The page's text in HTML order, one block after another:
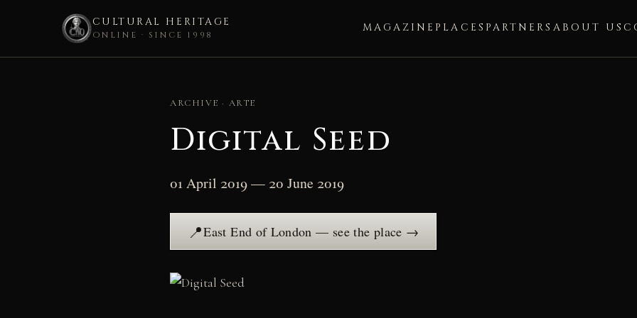
CULTURAL HERITAGE
ONLINE · SINCE 1998
MAGAZINE PLACES PARTNERS ABOUT US
ARCHIVE · ARTE
Digital Seed
01 April 2019 — 20 June 2019
📍East End of London — see the place →